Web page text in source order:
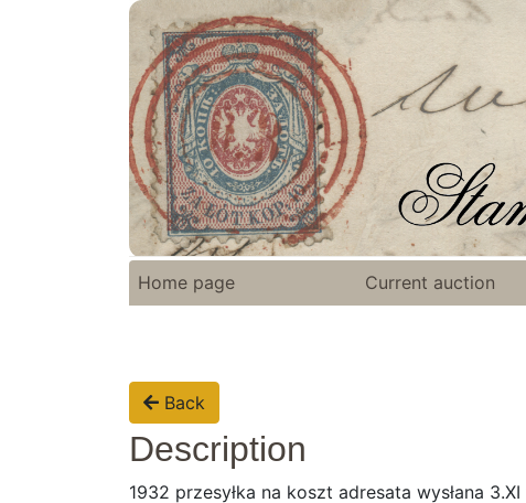
Home page Current auction
Back
Description
1932 przesyłka na koszt adresata wysłana